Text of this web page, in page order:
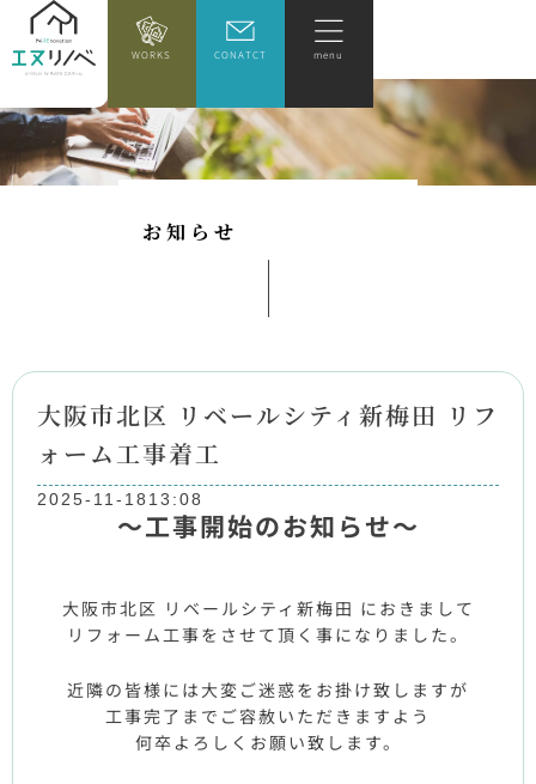
WORKS CONATCT menu
お知 ら せ
大阪市北区 リベールシティ新梅田 リフ
ォーム工事着工
2025-11-18 13:08
～工事開始のお知らせ～
大阪市北区 リベールシティ新梅田 におきまして
リフォーム工事をさせて頂く事になりました。
近隣の皆様には大変ご迷惑をお掛け致しますが
工事完了までご容赦いただきますよう
何卒よろしくお願い致します。